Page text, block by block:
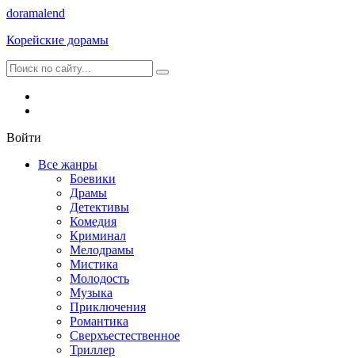
doramalend
Корейские дорамы
Войти
Все жанры
Боевики
Драмы
Детективы
Комедия
Криминал
Мелодрамы
Мистика
Молодость
Музыка
Приключения
Романтика
Сверхъестественное
Триллер